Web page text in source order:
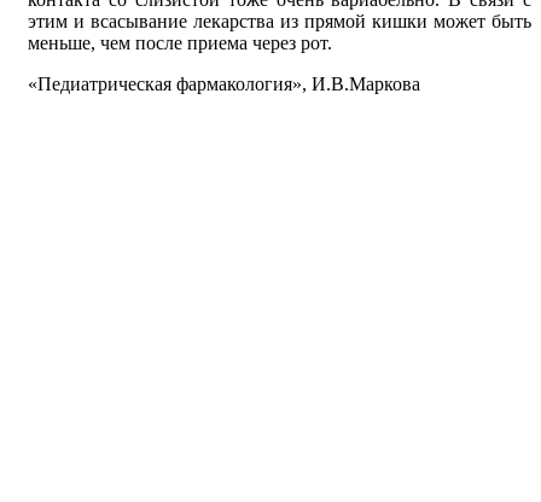
этим и всасывание лекарства из прямой кишки может быть
меньше, чем после приема через рот.
«Педиатрическая фармакология», И.В.Маркова